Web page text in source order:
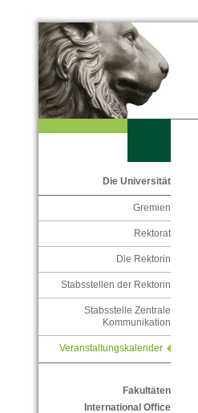
Die Universität
Gremien
Rektorat
Die Rektorin
Stabsstellen der Rektorin
Stabsstelle Zentrale
Kommunikation
Veranstaltungskalender
Fakultäten
International Office